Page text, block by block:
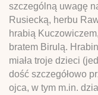
szczególną uwagę
Rusiecką, herbu
hrabią
bratem Birulą.
miała troje dzieci
dość szczegółowo
ojca, w tym m.in.